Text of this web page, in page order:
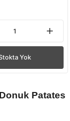
Yok
Patates